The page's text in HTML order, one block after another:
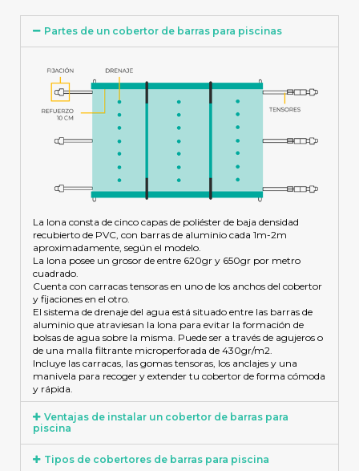
Partes de un cobertor de barras para piscinas
La lona consta de cinco capas de poliéster de baja densidad
recubierto de PVC, con barras de aluminio cada 1m-2m
aproximadamente, según el modelo.
La lona posee un grosor de entre 620gr y 650gr por metro
cuadrado.
Cuenta con carracas tensoras en uno de los anchos del cobertor
y fijaciones en el otro.
El sistema de drenaje del agua está situado entre las barras de
aluminio que atraviesan la lona para evitar la formación de
bolsas de agua sobre la misma. Puede ser a través de agujeros o
de una malla filtrante microperforada de 430gr/m2.
Incluye las carracas, las gomas tensoras, los anclajes y una
manivela para recoger y extender tu cobertor de forma cómoda
y rápida.
Ventajas de instalar un cobertor de barras para
piscina
Tipos de cobertores de barras para piscina